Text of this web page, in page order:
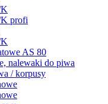
profi
AS 80
nalewaki do piwa
/ korpusy